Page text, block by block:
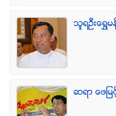
သူရဦးေရ
ဆရာ ေဖျ